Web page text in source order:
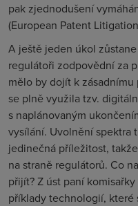
pak zjednodušení
(European Patent
A ještě jeden úkol
regulátoři zodpovědní za
mělo by dojít k
se plně využila tzv.
s naplánovaným
vysílání. Uvolnění spektra
jedinečná příležitost,
na straně regulátorů. Co
přijít? Z úst paní
příklady technologií, které